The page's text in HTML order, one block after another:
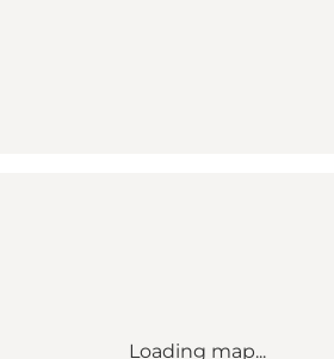
Loading map...